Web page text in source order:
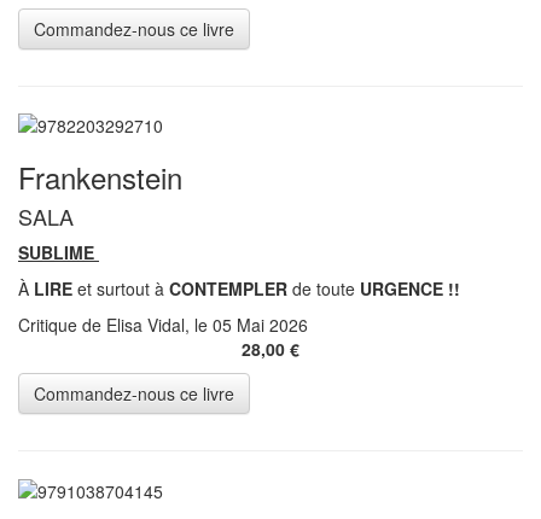
Frankenstein
SALA
SUBLIME
À LIRE et surtout à CONTEMPLER de toute URGENCE !!
Critique de Elisa Vidal, le 05 Mai 2026
28,00 €